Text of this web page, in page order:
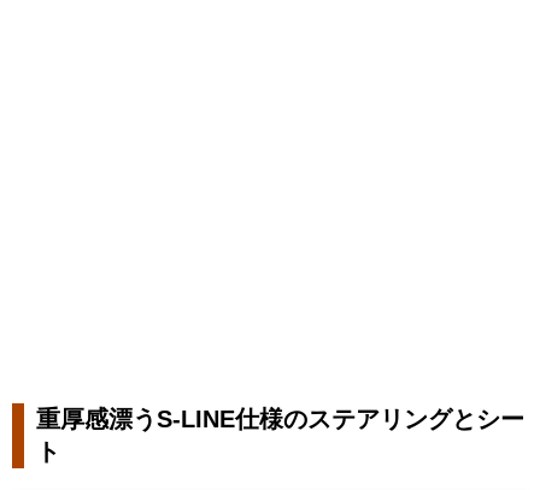
重厚感漂うS-LINE仕様のステアリングとシー
ト